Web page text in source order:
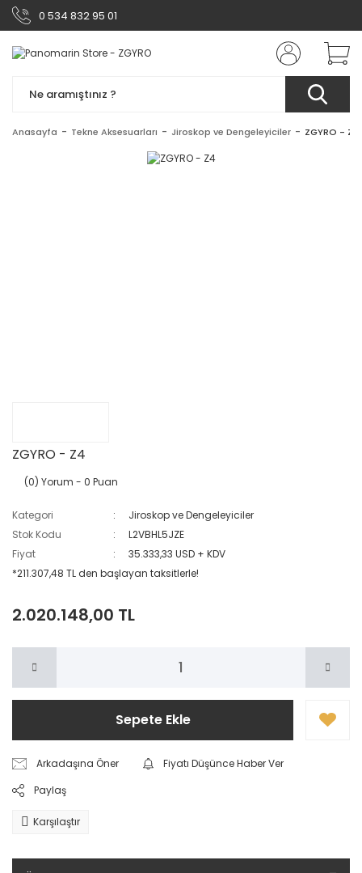
0 534 832 95 01
Anasayfa Tekne Aksesuarları Jiroskop ve Dengeleyiciler ZGYRO - Z4
ZGYRO - Z4
(0) Yorum - 0 Puan
Kategori
Jiroskop ve Dengeleyiciler
Stok Kodu
L2VBHL5JZE
Fiyat
35.333,33 USD + KDV
*211.307,48 TL den başlayan taksitlerle!
2.020.148,00 TL
Sepete Ekle
Arkadaşına Öner
Fiyatı Düşünce Haber Ver
Paylaş
Karşılaştır